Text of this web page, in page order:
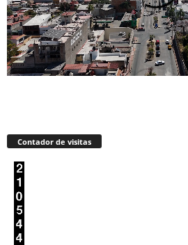
Contador de visitas